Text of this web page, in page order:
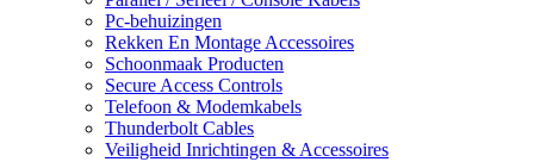
Pc-behuizingen
Rekken En Montage Accessoires
Schoonmaak Producten
Secure Access Controls
Telefoon & Modemkabels
Thunderbolt Cables
Veiligheid Inrichtingen & Accessoires